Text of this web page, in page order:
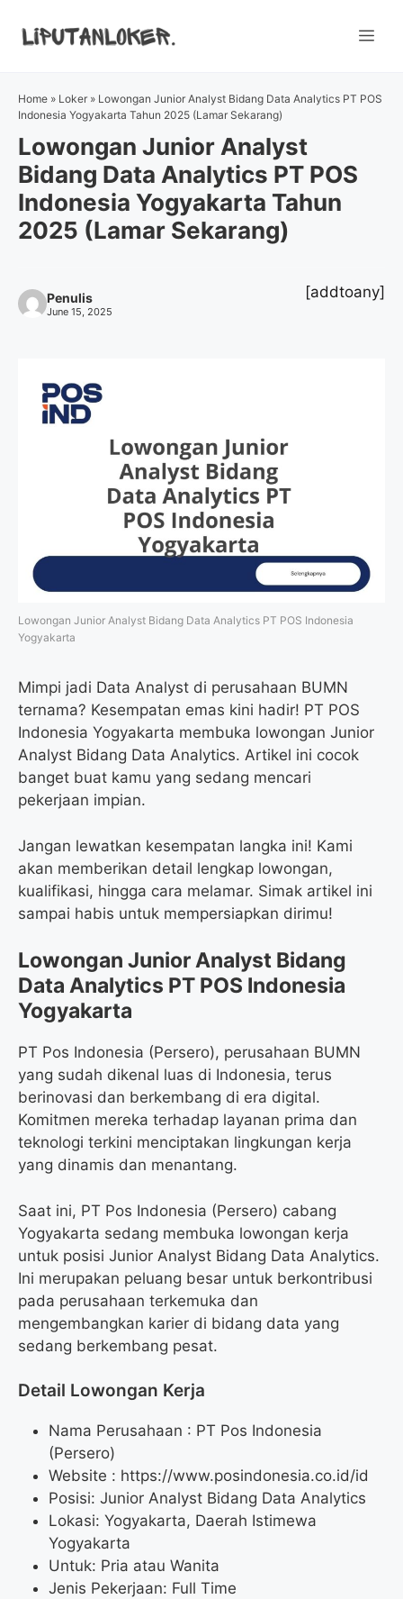
Home » Loker » Lowongan Junior Analyst Bidang Data Analytics PT POS
Indonesia Yogyakarta Tahun 2025 (Lamar Sekarang)
Lowongan Junior Analyst
Bidang Data Analytics PT POS
Indonesia Yogyakarta Tahun
2025 (Lamar Sekarang)
Penulis
June 15, 2025
[addtoany]
Lowongan Junior Analyst Bidang Data Analytics PT POS Indonesia
Yogyakarta
Mimpi jadi Data Analyst di perusahaan BUMN
ternama? Kesempatan emas kini hadir! PT POS
Indonesia Yogyakarta membuka lowongan Junior
Analyst Bidang Data Analytics. Artikel ini cocok
banget buat kamu yang sedang mencari
pekerjaan impian.
Jangan lewatkan kesempatan langka ini! Kami
akan memberikan detail lengkap lowongan,
kualifikasi, hingga cara melamar. Simak artikel ini
sampai habis untuk mempersiapkan dirimu!
Lowongan Junior Analyst Bidang
Data Analytics PT POS Indonesia
Yogyakarta
PT Pos Indonesia (Persero), perusahaan BUMN
yang sudah dikenal luas di Indonesia, terus
berinovasi dan berkembang di era digital.
Komitmen mereka terhadap layanan prima dan
teknologi terkini menciptakan lingkungan kerja
yang dinamis dan menantang.
Saat ini, PT Pos Indonesia (Persero) cabang
Yogyakarta sedang membuka lowongan kerja
untuk posisi Junior Analyst Bidang Data Analytics.
Ini merupakan peluang besar untuk berkontribusi
pada perusahaan terkemuka dan
mengembangkan karier di bidang data yang
sedang berkembang pesat.
Detail Lowongan Kerja
Nama Perusahaan : PT Pos Indonesia
(Persero)
Website : https://www.posindonesia.co.id/id
Posisi: Junior Analyst Bidang Data Analytics
Lokasi: Yogyakarta, Daerah Istimewa
Yogyakarta
Untuk: Pria atau Wanita
Jenis Pekerjaan: Full Time